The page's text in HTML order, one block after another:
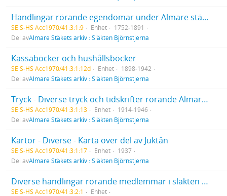
Handlingar rörande egendomar under Almare stäket  Diverse
SE S-HS Acc1970/41:3:1:9 Enhet
1752-1891
Del avAlmare Stäkets arkiv : Släkten Björnstjerna
Kassaböcker och hushållsböcker
SE S-HS Acc1970/41:3:1:12d Enhet
1898-1942
Del avAlmare Stäkets arkiv : Släkten Björnstjerna
Tryck - Diverse tryck och tidskrifter rörande Almare Stäket
SE S-HS Acc1970/41:3:1:13 Enhet
1914-1946
Del avAlmare Stäkets arkiv : Släkten Björnstjerna
Kartor - Diverse - Karta över del av Juktån
SE S-HS Acc1970/41:3:1:17 Enhet
1937
Del avAlmare Stäkets arkiv : Släkten Björnstjerna
Diverse handlingar rörande medlemmar i släkten Björnstjerna  akter med personliga handlingar
SE S-HS Acc1970/41:3:2:1
Enhet